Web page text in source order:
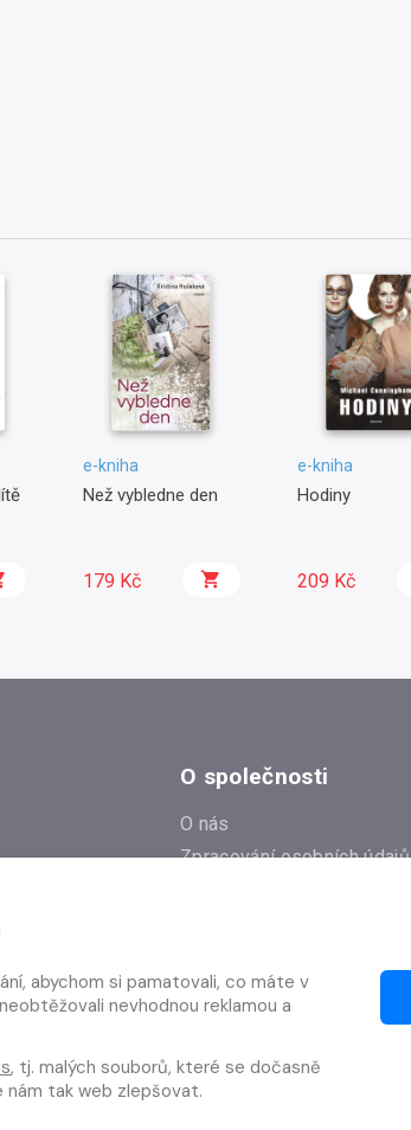
e-kniha
Než vybledne den
179 Kč
e-kniha
Hodiny
209 Kč
O společnosti
O nás
Zpracování osobních údajů
abychom si pamatovali, co máte v
nevhodnou reklamou a
, tj. malých souborů, které se dočasně
nám tak web zlepšovat.